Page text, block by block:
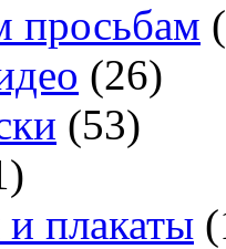
просьбам
(26)
(53)
плакаты